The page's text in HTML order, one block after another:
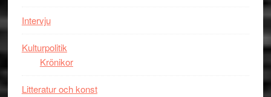
Intervju
Kulturpolitik
Krönikor
Litteratur och konst